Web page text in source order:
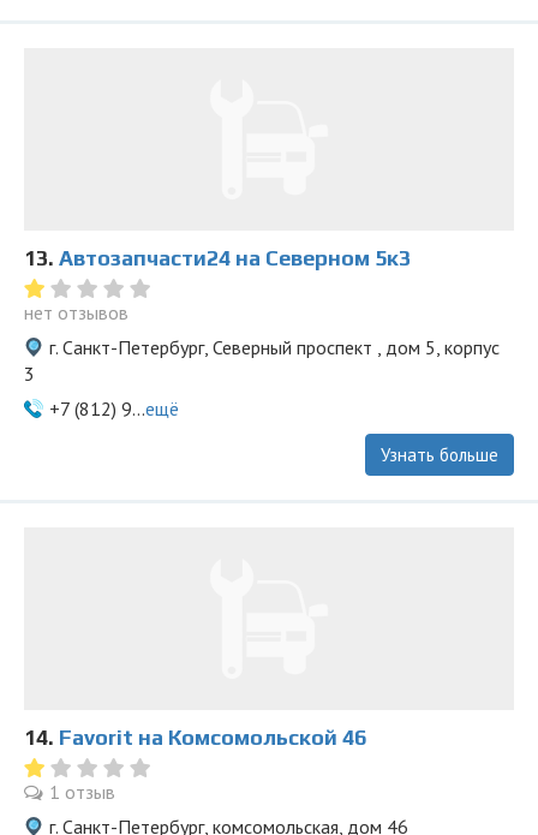
13. Автозапчасти24 на Северном 5к3
нет отзывов
г. Санкт-Петербург, Северный проспект , дом 5, корпус
3
+7 (812) 9...ещё
Узнать больше
14. Favorit на Комсомольской 46
1 отзыв
г. Санкт-Петербург, комсомольская, дом 46